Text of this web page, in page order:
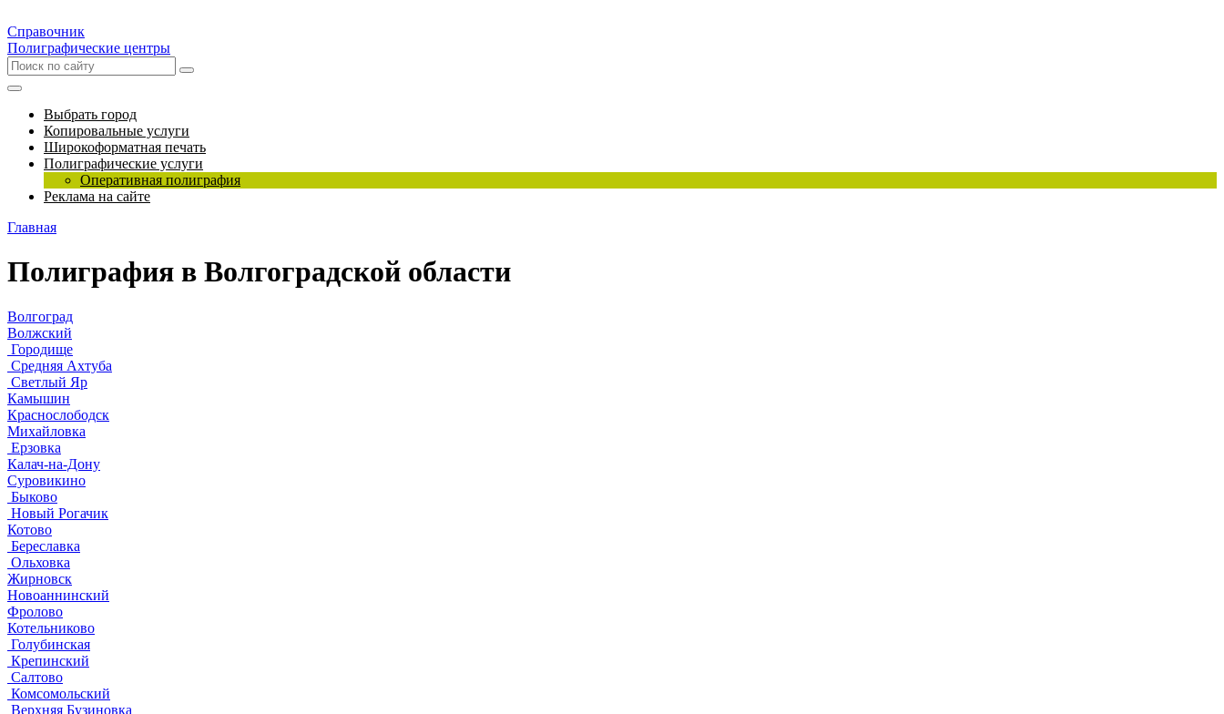
Справочник
Полиграфические центры
Выбрать город
Копировальные услуги
Широкоформатная печать
Полиграфические услуги
Оперативная полиграфия
Реклама на сайте
Главная
Полиграфия в Волгоградской области
Волгоград
Волжский
Городище
Средняя Ахтуба
Светлый Яр
Камышин
Краснослободск
Михайловка
Ерзовка
Калач-на-Дону
Суровикино
Быково
Новый Рогачик
Котово
Береславка
Ольховка
Жирновск
Новоаннинский
Фролово
Котельниково
Голубинская
Крепинский
Салтово
Комсомольский
Верхняя Бузиновка